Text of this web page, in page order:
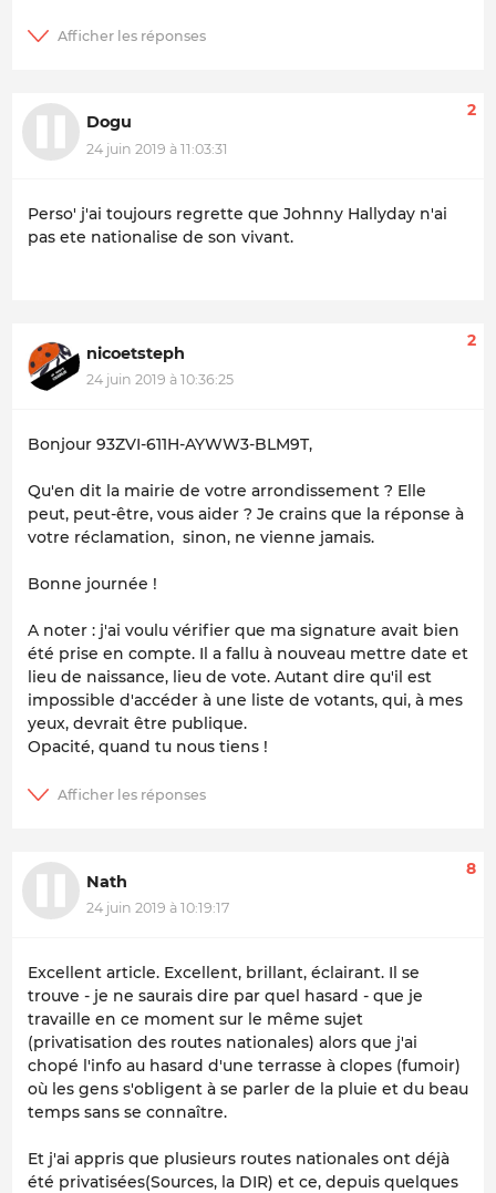
Dogu
24 juin 2019 à 11:03:31
2
Perso' j'ai toujours regrette que Johnny Hallyday n'ai
pas ete nationalise de son vivant.
nicoetsteph
24 juin 2019 à 10:36:25
2
Bonjour 93ZVI-611H-AYWW3-BLM9T,
Qu'en dit la mairie de votre arrondissement ? Elle
peut, peut-être, vous aider ? Je crains que la réponse à
votre réclamation, sinon, ne vienne jamais.
Bonne journée !
A noter : j'ai voulu vérifier que ma signature avait bien
été prise en compte. Il a fallu à nouveau mettre date et
lieu de naissance, lieu de vote. Autant dire qu'il est
impossible d'accéder à une liste de votants, qui, à mes
yeux, devrait être publique.
Opacité, quand tu nous tiens !
Nath
24 juin 2019 à 10:19:17
8
Excellent article. Excellent, brillant, éclairant. Il se
trouve - je ne saurais dire par quel hasard - que je
travaille en ce moment sur le même sujet
(privatisation des routes nationales) alors que j'ai
chopé l'info au hasard d'une terrasse à clopes (fumoir)
où les gens s'obligent à se parler de la pluie et du beau
temps sans se connaître.
Et j'ai appris que plusieurs routes nationales ont déjà
été privatisées(Sources, la DIR) et ce, depuis quelques